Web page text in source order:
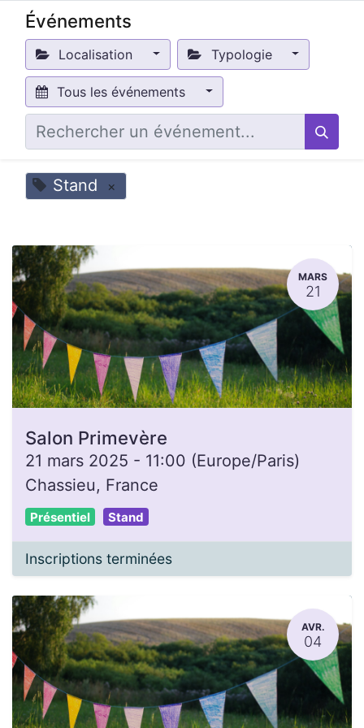
Événements
Localisation Typologie
Tous les événements
Stand ×
MARS
21
Salon Primevère
21 mars 2025 - 11:00 (Europe/Paris)
Chassieu, France
Présentiel Stand
Inscriptions terminées
AVR.
04